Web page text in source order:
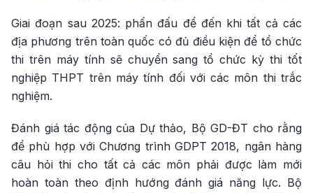
Giai đoạn sau 2025: phấn đấu để đến khi tất cả các
địa phương trên toàn quốc có đủ điều kiện để tổ chức
thi trên máy tính sẽ chuyển sang tổ chức kỳ thi tốt
nghiệp THPT trên máy tính đối với các môn thi trắc
nghiệm.
Đánh giá tác động của Dự thảo, Bộ GD-ĐT cho rằng
để phù hợp với Chương trình GDPT 2018, ngân hàng
câu hỏi thi cho tất cả các môn phải được làm mới
hoàn toàn theo định hướng đánh giá năng lực. Bộ